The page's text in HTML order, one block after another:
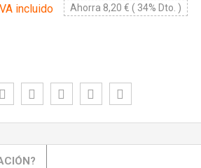
incluido
Ahorra 8,20 € ( 34% Dto. )